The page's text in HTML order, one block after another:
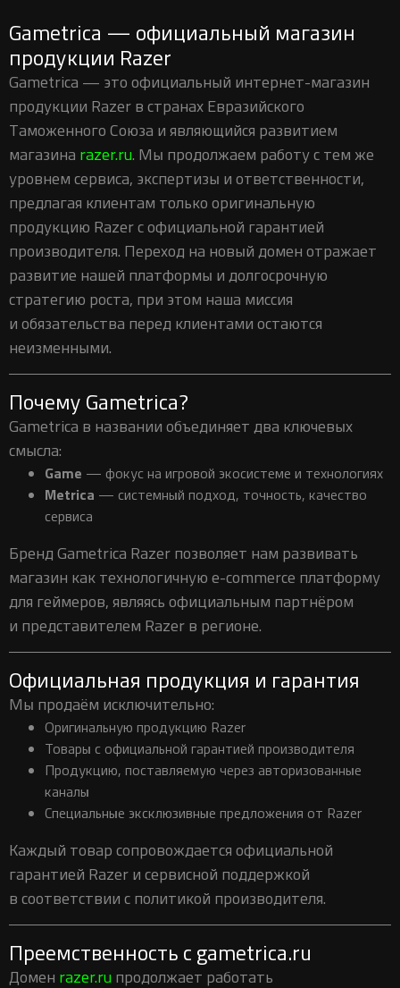
Gametrica — официальный магазин
продукции Razer
Gametrica — это официальный интернет-магазин
продукции Razer в странах Евразийского
Таможенного Союза и являющийся развитием
магазина razer.ru. Мы продолжаем работу с тем же
уровнем сервиса, экспертизы и ответственности,
предлагая клиентам только оригинальную
продукцию Razer с официальной гарантией
производителя. Переход на новый домен отражает
развитие нашей платформы и долгосрочную
стратегию роста, при этом наша миссия
и обязательства перед клиентами остаются
неизменными.
Почему Gametrica?
Gametrica в названии объединяет два ключевых
смысла:
Game — фокус на игровой экосистеме и технологиях
Metrica — системный подход, точность, качество
сервиса
Бренд Gametrica Razer позволяет нам развивать
магазин как технологичную e-commerce платформу
для геймеров, являясь официальным партнёром
и представителем Razer в регионе.
Официальная продукция и гарантия
Мы продаём исключительно:
Оригинальную продукцию Razer
Товары с официальной гарантией производителя
Продукцию, поставляемую через авторизованные
каналы
Специальные эксклюзивные предложения от Razer
Каждый товар сопровождается официальной
гарантией Razer и сервисной поддержкой
в соответствии с политикой производителя.
Преемственность с gametrica.ru
Домен razer.ru продолжает работать